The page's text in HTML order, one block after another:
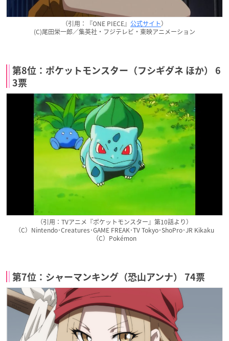
（引用：『ONE PIECE』 公式サイト）
(C)尾田栄一郎／集英社・フジテレビ・東映アニメーション
第8位：ポケットモンスター（フシギダネ ほか） 6
3票
（引用：TVアニメ『ポケットモンスター』第10話より）
（C）Nintendo･Creatures･GAME FREAK･TV Tokyo･ShoPro･JR Kikaku
（C）Pokémon
第7位：シャーマンキング（恐山アンナ） 74票